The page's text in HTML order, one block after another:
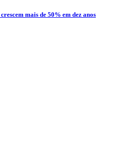
mais de 50% em dez anos